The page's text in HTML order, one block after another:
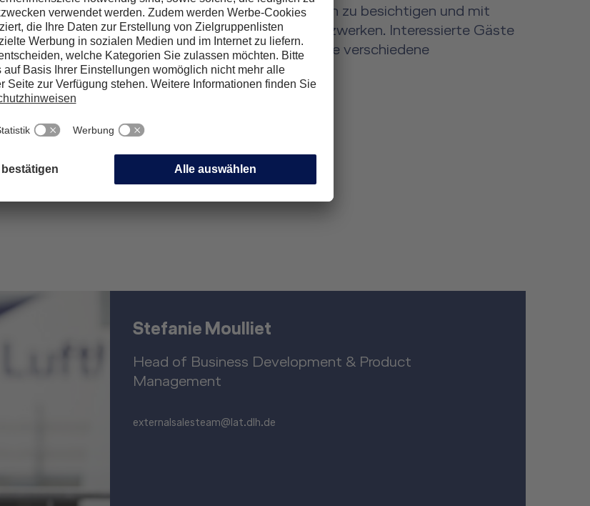
um die modernen Trainingsräumlichkeiten zu besichtigen und mit
Mittagessen und kühlen Getränken zu netzwerken. Interessierte Gäste
teilnehmen und im XR-Buzz mittels VR-Brille verschiedene
Details und Buchungsmöglichkeiten!
Stefanie Moulliet
Head of Business Development & Product
Management
externalsalesteam@lat.dlh.de